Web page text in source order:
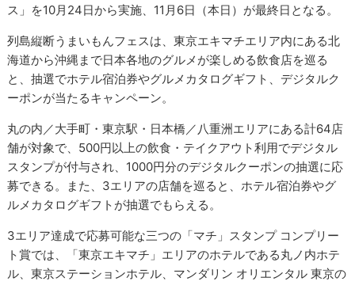
ス」を10月24日から実施、11月6日（本日）が最終日となる。
列島縦断うまいもんフェスは、東京エキマチエリア内にある北
海道から沖縄まで日本各地のグルメが楽しめる飲食店を巡る
と、抽選でホテル宿泊券やグルメカタログギフト、デジタルク
ーポンが当たるキャンペーン。
丸の内／大手町・東京駅・日本橋／八重洲エリアにある計64店
舗が対象で、500円以上の飲食・テイクアウト利用でデジタル
スタンプが付与され、1000円分のデジタルクーポンの抽選に応
募できる。また、3エリアの店舗を巡ると、ホテル宿泊券やグ
ルメカタログギフトが抽選でもらえる。
3エリア達成で応募可能な三つの「マチ」スタンプ コンプリー
ト賞では、「東京エキマチ」エリアのホテルである丸ノ内ホテ
ル、東京ステーションホテル、マンダリン オリエンタル 東京の